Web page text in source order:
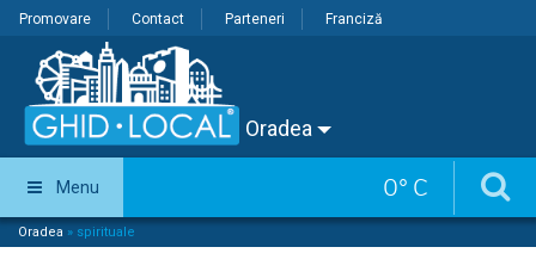
Promovare Contact Parteneri Franciză
Oradea
0° C
Menu
Oradea » spirituale